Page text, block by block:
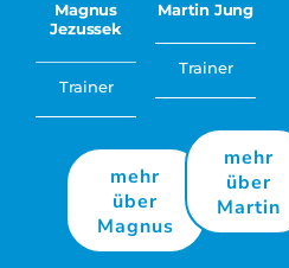
Magnus
Jezussek
Trainer
mehr
über
Magnus
Martin Jung
Trainer
mehr
über
Martin